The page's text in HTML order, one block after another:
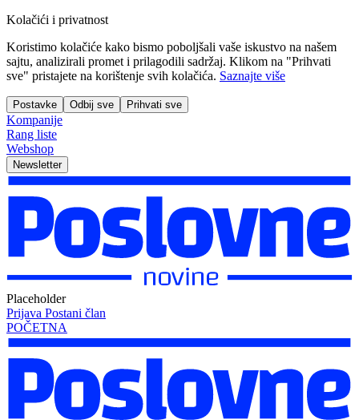
Kolačići i privatnost
Koristimo kolačiće kako bismo poboljšali vaše iskustvo na našem
sajtu, analizirali promet i prilagodili sadržaj. Klikom na "Prihvati
sve" pristajete na korištenje svih kolačića. Saznajte više
Postavke Odbij sve Prihvati sve
Kompanije
Rang liste
Webshop
Newsletter
Placeholder
Prijava Postani član
POČETNA